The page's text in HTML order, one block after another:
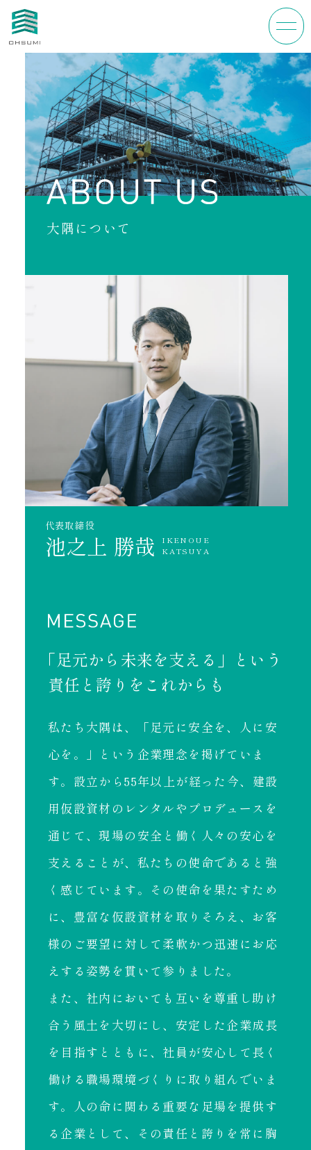
大隅について
代表取締役
池之上 勝哉
IKENOUE
KATSUYA
「足元から未来を支える」という
責任と誇りをこれからも
私たち大隅は、「足元に安全を、人に安
心を。」という企業理念を掲げていま
す。設立から55年以上が経った今、建設
用仮設資材のレンタルやプロデュースを
通じて、現場の安全と働く人々の安心を
支えることが、私たちの使命であると強
く感じています。その使命を果たすため
に、豊富な仮設資材を取りそろえ、お客
様のご要望に対して柔軟かつ迅速にお応
えする姿勢を貫いて参りました。
また、社内においても互いを尊重し助け
合う風土を大切にし、安定した企業成長
を目指すとともに、社員が安心して長く
働ける職場環境づくりに取り組んでいま
す。人の命に関わる重要な足場を提供す
る企業として、その責任と誇りを常に胸